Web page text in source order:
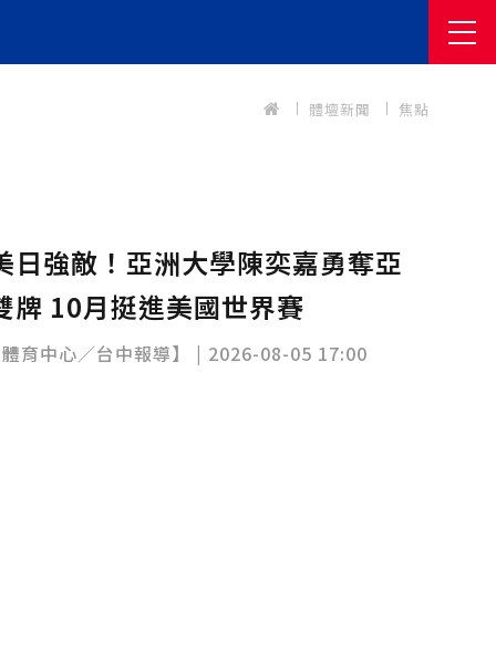
體壇新聞 焦點
日強敵！亞洲大學陳奕嘉勇奪亞
牌 10月挺進美國世界賽
育中心／台中報導】 | 2026-08-05 17:00